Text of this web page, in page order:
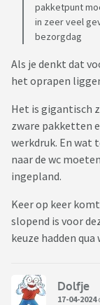
pakketpunt
in zeer veel
bezorgdag
Als je denkt dat
het oprapen
Het is gigantisch
zware pakketten
werkdruk. En wat
naar de wc
ingepland.
Keer op keer
slopend is voor
keuze hadden
Dolfje
17-04-2024